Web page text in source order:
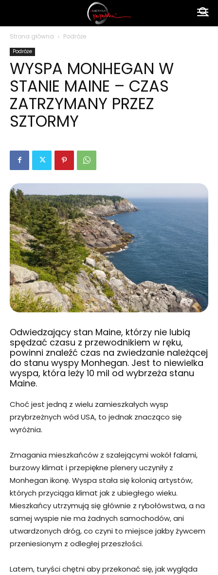
polsku
Strona główna Podróże
Podróże
WYSPA MONHEGAN W
STANIE MAINE – CZAS
ZATRZYMANY PRZEZ
SZTORMY
Odwiedzający stan Maine, którzy nie lubią
spędzać czasu z przewodnikiem w ręku,
powinni znaleźć czas na zwiedzanie należącej
do stanu wyspy Monhegan. Jest to niewielka
wyspa, która leży 10 mil od wybrzeża stanu
Maine.
Choć jest jedną z wielu zamieszkałych wysp
przybrzeżnych wód USA, to jednak znacząco się
wyróżnia.
Zmagania mieszkańców z szalejącymi wokół falami,
burzowy klimat i przepiękne plenery uczyniły z
Monhegan ikonę. Wyspa stała się kolonią artystów,
których przyciąga klimat jak z ubiegłego wieku.
Mieszkańcy utrzymują się głównie z rybołówstwa, a na
samej wyspie nie ma żadnych samochodów, ani
utwardzonych dróg, co czyni to miejsce jakby żywcem
przeniesionym z odległej przeszłości.
Latem, turyści chętni aby przekonać się, jak wygląda